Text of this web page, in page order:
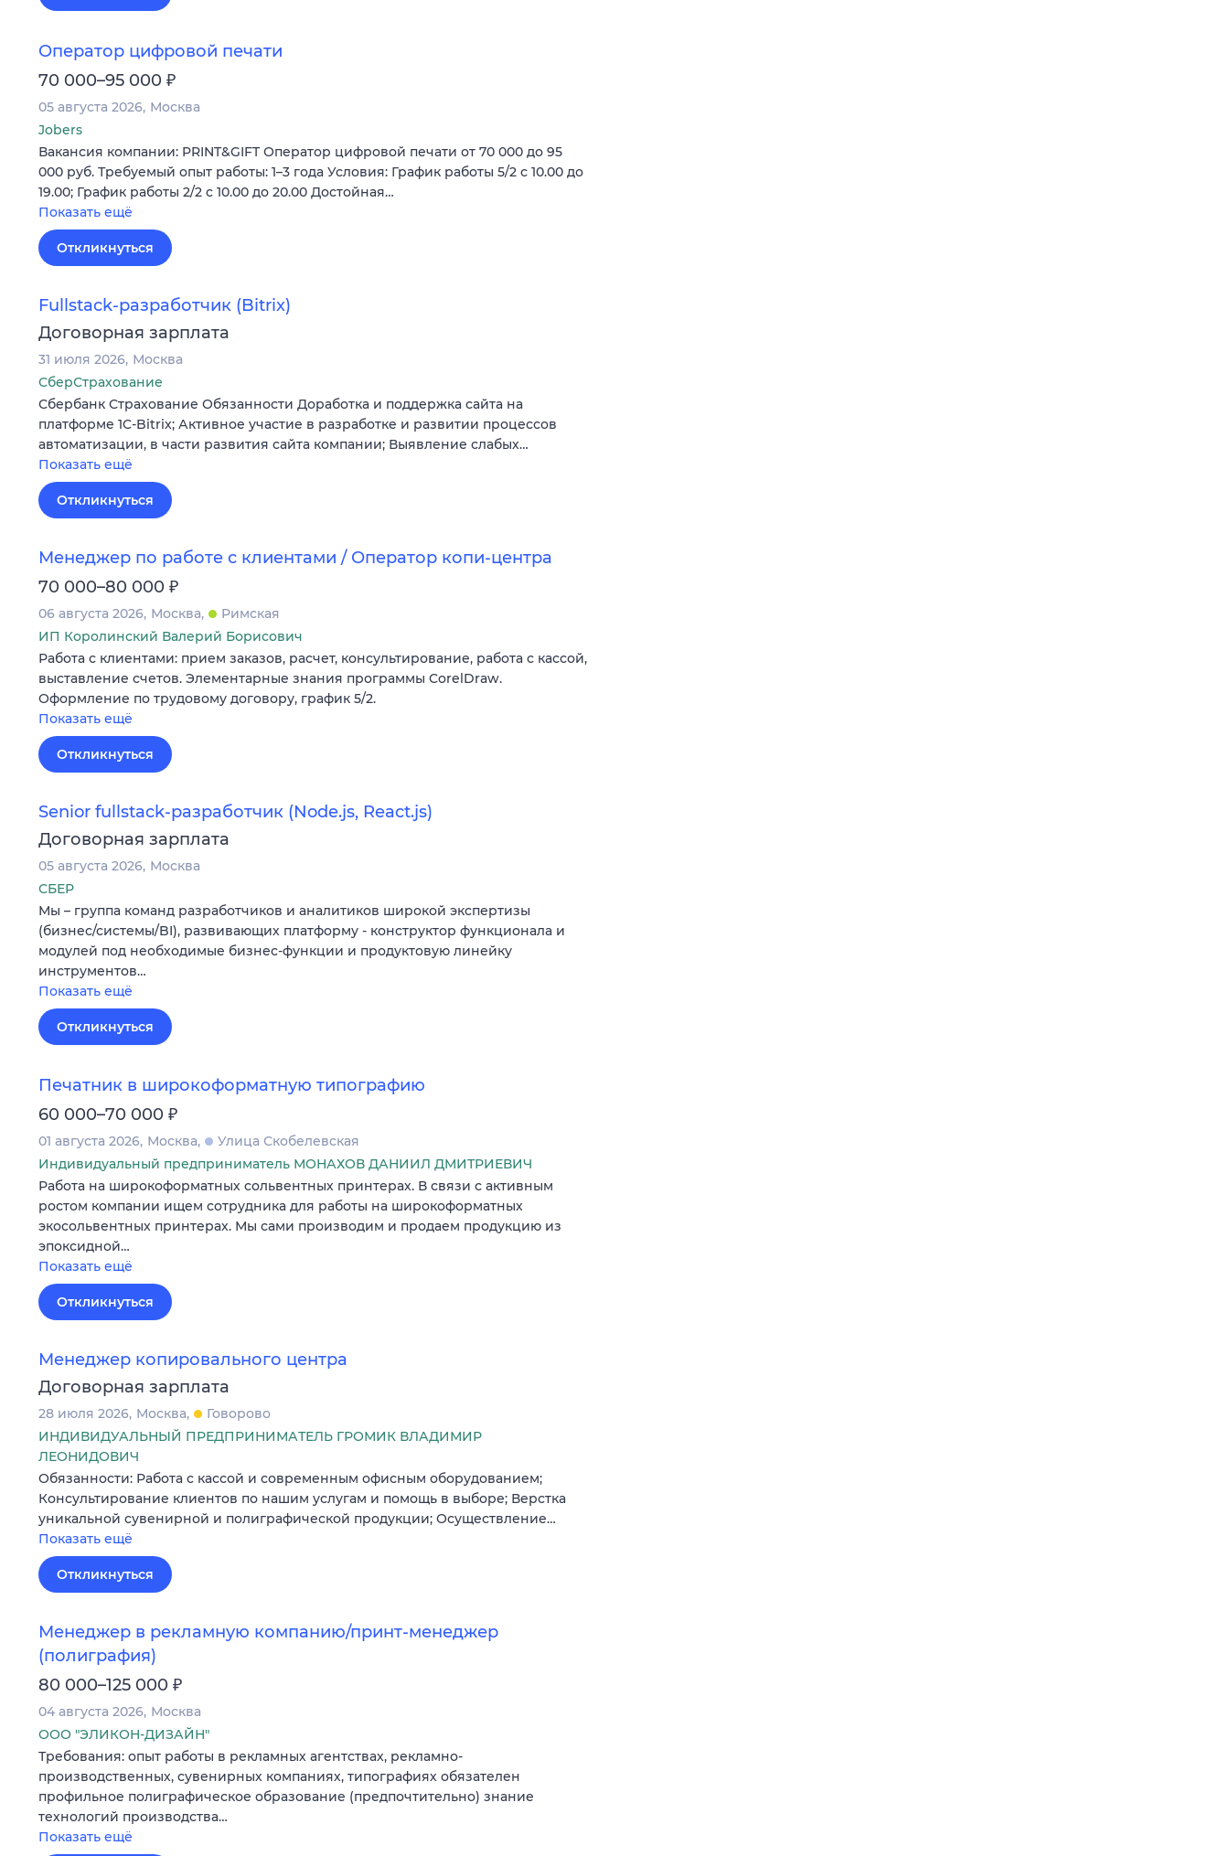
Оператор цифровой печати
70 000–95 000 ₽
05 августа 2026 Москва
Jobers
Вакансия компании: PRINT&GIFT Оператор цифровой печати от 70 000 до 95
000 руб. Требуемый опыт работы: 1–3 года Условия: График работы 5/2 с 10.00 до
19.00; График работы 2/2 c 10.00 до 20.00 Достойная…
Показать ещё
Откликнуться
Fullstack-разработчик (Bitrix)
Договорная зарплата
31 июля 2026 Москва
СберСтрахование
Сбербанк Страхование Обязанности Доработка и поддержка сайта на
платформе 1C-Bitrix; Активное участие в разработке и развитии процессов
автоматизации, в части развития сайта компании; Выявление слабых…
Показать ещё
Откликнуться
Менеджер по работе с клиентами / Оператор копи-центра
70 000–80 000 ₽
06 августа 2026 Москва
Римская
ИП Королинский Валерий Борисович
Работа с клиентами: прием заказов, расчет, консультирование, работа с кассой,
выставление счетов. Элементарные знания программы CorelDraw.
Оформление по трудовому договору, график 5/2.
Показать ещё
Откликнуться
Senior fullstack-разработчик (Node.js, React.js)
Договорная зарплата
05 августа 2026 Москва
СБЕР
Мы – группа команд разработчиков и аналитиков широкой экспертизы
(бизнес/системы/BI), развивающих платформу - конструктор функционала и
модулей под необходимые бизнес-функции и продуктовую линейку
инструментов…
Показать ещё
Откликнуться
Печатник в широкоформатную типографию
60 000–70 000 ₽
01 августа 2026 Москва
Улица Скобелевская
Индивидуальный предприниматель МОНАХОВ ДАНИИЛ ДМИТРИЕВИЧ
Работа на широкоформатных сольвентных принтерах. В связи с активным
ростом компании ищем сотрудника для работы на широкоформатных
экосольвентных принтерах. Мы сами производим и продаем продукцию из
эпоксидной…
Показать ещё
Откликнуться
Менеджер копировального центра
Договорная зарплата
28 июля 2026 Москва
Говорово
ИНДИВИДУАЛЬНЫЙ ПРЕДПРИНИМАТЕЛЬ ГРОМИК ВЛАДИМИР
ЛЕОНИДОВИЧ
Обязанности: Работа с кассой и современным офисным оборудованием;
Консультирование клиентов по нашим услугам и помощь в выборе; Верстка
уникальной сувенирной и полиграфической продукции; Осуществление…
Показать ещё
Откликнуться
Менеджер в рекламную компанию/принт-менеджер
(полиграфия)
80 000–125 000 ₽
04 августа 2026 Москва
ООО "ЭЛИКОН-ДИЗАЙН"
Требования: опыт работы в рекламных агентствах, рекламно-
производственных, сувенирных компаниях, типографиях обязателен
профильное полиграфическое образование (предпочтительно) знание
технологий производства…
Показать ещё